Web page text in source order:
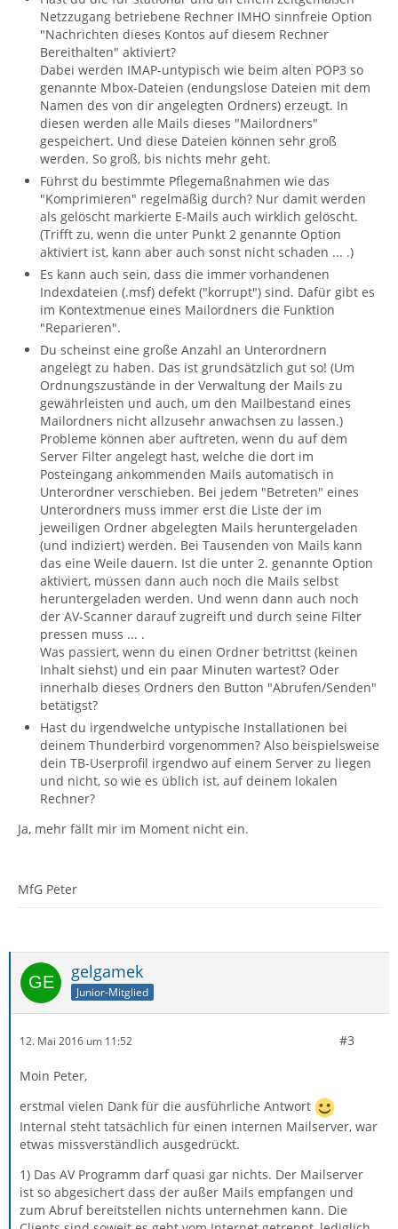
Netzzugang betriebene Rechner IMHO sinnfreie Option
"Nachrichten dieses Kontos auf diesem Rechner
Bereithalten" aktiviert?
Dabei werden IMAP-untypisch wie beim alten POP3 so
genannte Mbox-Dateien (endungslose Dateien mit dem
Namen des von dir angelegten Ordners) erzeugt. In
diesen werden alle Mails dieses "Mailordners"
gespeichert. Und diese Dateien können sehr groß
werden. So groß, bis nichts mehr geht.
Führst du bestimmte Pflegemaßnahmen wie das
"Komprimieren" regelmäßig durch? Nur damit werden
als gelöscht markierte E-Mails auch wirklich gelöscht.
(Trifft zu, wenn die unter Punkt 2 genannte Option
aktiviert ist, kann aber auch sonst nicht schaden ... .)
Es kann auch sein, dass die immer vorhandenen
Indexdateien (.msf) defekt ("korrupt") sind. Dafür gibt es
im Kontextmenue eines Mailordners die Funktion
"Reparieren".
Du scheinst eine große Anzahl an Unterordnern
angelegt zu haben. Das ist grundsätzlich gut so! (Um
Ordnungszustände in der Verwaltung der Mails zu
gewährleisten und auch, um den Mailbestand eines
Mailordners nicht allzusehr anwachsen zu lassen.)
Probleme können aber auftreten, wenn du auf dem
Server Filter angelegt hast, welche die dort im
Posteingang ankommenden Mails automatisch in
Unterordner verschieben. Bei jedem "Betreten" eines
Unterordners muss immer erst die Liste der im
jeweiligen Ordner abgelegten Mails heruntergeladen
(und indiziert) werden. Bei Tausenden von Mails kann
das eine Weile dauern. Ist die unter 2. genannte Option
aktiviert, müssen dann auch noch die Mails selbst
heruntergeladen werden. Und wenn dann auch noch
der AV-Scanner darauf zugreift und durch seine Filter
pressen muss ... .
Was passiert, wenn du einen Ordner betrittst (keinen
Inhalt siehst) und ein paar Minuten wartest? Oder
innerhalb dieses Ordners den Button "Abrufen/Senden"
betätigst?
Hast du irgendwelche untypische Installationen bei
deinem Thunderbird vorgenommen? Also beispielsweise
dein TB-Userprofil irgendwo auf einem Server zu liegen
und nicht, so wie es üblich ist, auf deinem lokalen
Rechner?
Ja, mehr fällt mir im Moment nicht ein.
MfG Peter
gelgamek
Junior-Mitglied
12. Mai 2016 um 11:52 #3
Moin Peter,
erstmal vielen Dank für die ausführliche Antwort
Internal steht tatsächlich für einen internen Mailserver, war
etwas missverständlich ausgedrückt.
1) Das AV Programm darf quasi gar nichts. Der Mailserver
ist so abgesichert dass der außer Mails empfangen und
zum Abruf bereitstellen nichts unternehmen kann. Die